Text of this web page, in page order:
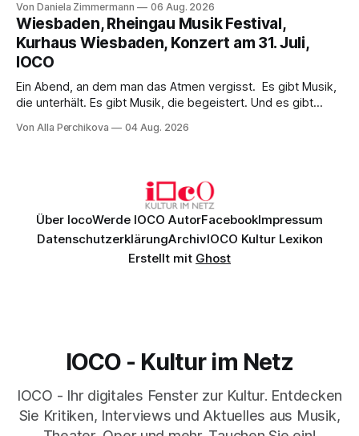
psychologische Tiefe mit starken Bildern, getragen von
einem spielfreudigen Ensemble und einer musikalisch
überzeugenden Gesamtleistung.
Von Daniela Zimmermann 06 Aug. 2026
Wiesbaden, Rheingau Musik Festival,
Kurhaus Wiesbaden, Konzert am 31. Juli,
IOCO
Ein Abend, an dem man das Atmen vergisst. Es gibt Musik,
die unterhält. Es gibt Musik, die begeistert. Und es gibt
Genau so war der Abend im Kurhaus Wiesbaden, an dem
Von Alla Perchikova 04 Aug. 2026
Über IocoWerde IOCO AutorFacebookImpressum
DatenschutzerklärungArchivIOCO Kultur Lexikon
Erstellt mit Ghost
IOCO - Kultur im Netz
IOCO - Ihr digitales Fenster zur Kultur. Entdecken
Sie Kritiken, Interviews und Aktuelles aus Musik,